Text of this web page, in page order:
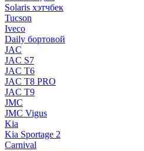
Solaris хэтчбек
Tucson
Iveco
Daily бортовой
JAC
JAC S7
JAC T6
JAC T8 PRO
JAC T9
JMC
JMC Vigus
Kia
Kia Sportage 2
Carnival